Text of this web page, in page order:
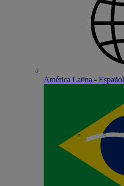
América Latina - Español